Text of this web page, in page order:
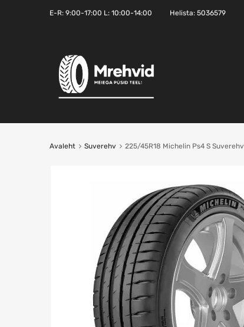
E-R: 9:00-17:00 L: 10:00-14:00 Helista: 5036579
Avaleht Suverehv 225/45R18 Michelin Ps4 S Suverehv